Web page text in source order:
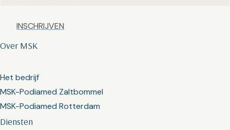
Diensten
Over MSK
Het bedrijf
MSK-Podiamed Zaltbommel
MSK-Podiamed Rotterdam
Captcha